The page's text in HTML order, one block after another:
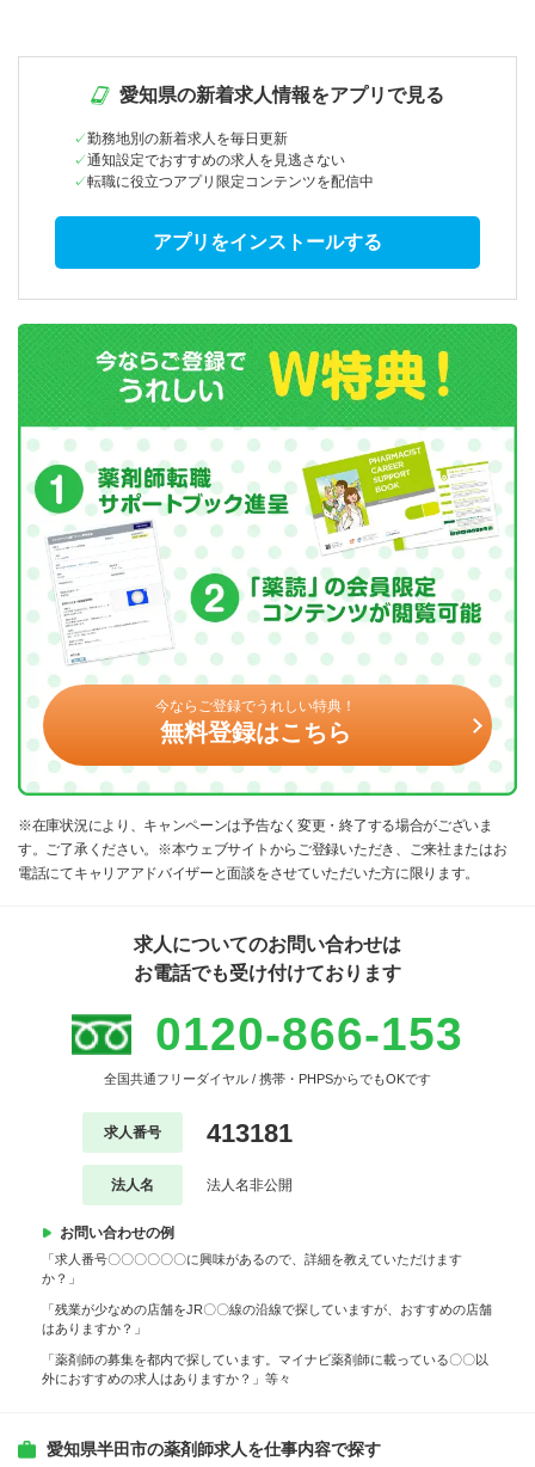
愛知県の新着求人情報をアプリで見る
勤務地別の新着求人を毎日更新
通知設定でおすすめの求人を見逃さない
転職に役立つアプリ限定コンテンツを配信中
アプリをインストールする
今ならご登録でうれしい特典！
無料登録はこちら
※在庫状況により、キャンペーンは予告なく変更・終了する場合がございま
す。ご了承ください。※本ウェブサイトからご登録いただき、ご来社またはお
電話にてキャリアアドバイザーと面談をさせていただいた方に限ります。
求人についてのお問い合わせは
お電話でも受け付けております
0120-866-153
全国共通フリーダイヤル / 携帯・PHPSからでもOKです
求人番号 413181
法人名 法人名非公開
お問い合わせの例
「求人番号〇〇〇〇〇〇に興味があるので、詳細を教えていただけます
か？」
「残業が少なめの店舗をJR〇〇線の沿線で探していますが、おすすめの店舗
はありますか？」
「薬剤師の募集を都内で探しています。マイナビ薬剤師に載っている〇〇以
外におすすめの求人はありますか？」等々
愛知県半田市の薬剤師求人を仕事内容で探す